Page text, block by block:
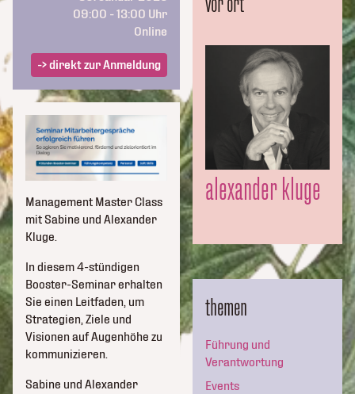
09:00 - 13:00 Uhr
Online
-> direkt zur Anmeldung
alexander kluge
Management Master Class
mit Sabine und Alexander
Kluge.
In diesem 4-stündigen
Booster-Seminar erhalten
Sie einen Leitfaden, um
Strategien, Ziele und
Visionen auf Augenhöhe zu
kommunizieren.
Sabine und Alexander
themen
Führung und
Verantwortung
Events